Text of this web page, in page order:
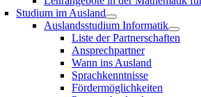
Studium im Ausland
Auslandsstudium Informatik
Liste der Partnerschaften
Ansprechpartner
Wann ins Ausland
Sprachkenntnisse
Fördermöglichkeiten